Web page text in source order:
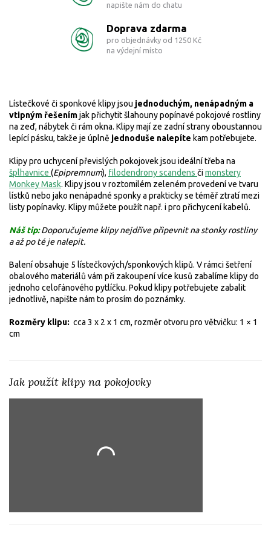
napište nám do chatu
Doprava zdarma
pro objednávky od 1250 Kč
na výdejní místo
Lístečkové či sponkové klipy jsou jednoduchým, nenápadným a
vtipným řešenímjak přichytit šlahouny popínavé pokojové rostliny
na zeď, nábytek či rám okna. Klipy mají ze zadní strany oboustannou
lepící pásku, takže je úplně jednoduše nalepíte kam potřebujete.
Klipy pro uchycení převislých pokojovek jsou ideální třeba na
šplhavnice (Epipremnum), filodendrony scandens čimonstery
Monkey Mask. Klipy jsou v roztomilém zeleném provedení ve tvaru
lístků nebo jako nenápadné sponky a prakticky se téměř ztratí mezi
listy popínavky. Klipy můžete použít např. i pro přichycení kabelů.
Náš tip: Doporučujeme klipy nejdříve připevnit na stonky rostliny
a až po té je nalepit.
Balení obsahuje 5 lístečkových/sponkových klipů. V rámci šetření
obalového materiálů vám při zakoupení více kusů zabalíme klipy do
jednoho celofánového pytlíčku. Pokud klipy potřebujete zabalit
jednotlivě, napište nám to prosím do poznámky.
Rozměry klipu: cca 3 x 2 x 1 cm, rozměr otvoru pro větvičku: 1 × 1
cm
Jak použít klipy na pokojovky